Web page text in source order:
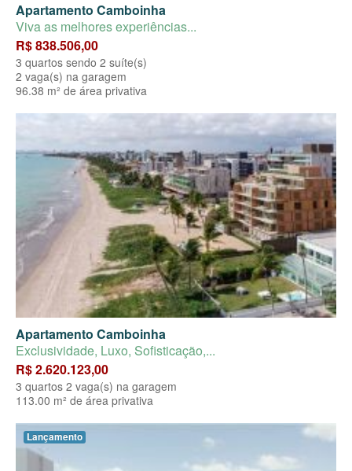
Apartamento Camboinha
Viva as melhores experiências...
R$ 838.506,00
3 quartos sendo 2 suíte(s)
2 vaga(s) na garagem
96.38 m² de área privativa
Apartamento Camboinha
Exclusividade, Luxo, Sofisticação,...
R$ 2.620.123,00
3 quartos 2 vaga(s) na garagem
113.00 m² de área privativa
Lançamento